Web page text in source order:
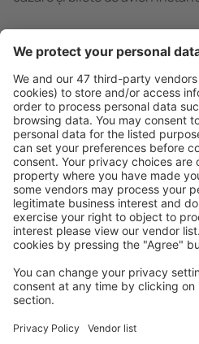
Caută rapid şi uşor
Ofertă adaptată
Planifică ȋn siguranţă
Rezervare fără griji cu
Economiseşte mai mult
Prețuri atractive și oferte
conectați.
Cazarea preferată
apartamente și altele.